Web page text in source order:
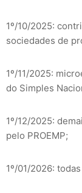
1º/10/2025:
sociedades de
1º/11/2025:
do Simples
1º/12/2025:
pelo PROEMP;
1º/01/2026: